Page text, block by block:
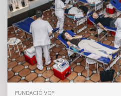
FUNDACIÓ VCF